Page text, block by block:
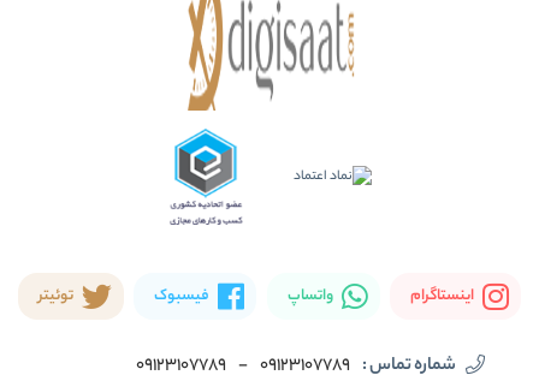
اینستاگرام واتساپ فیسبوک توئیتر
شماره تماس : 09123107789
-
09123107789